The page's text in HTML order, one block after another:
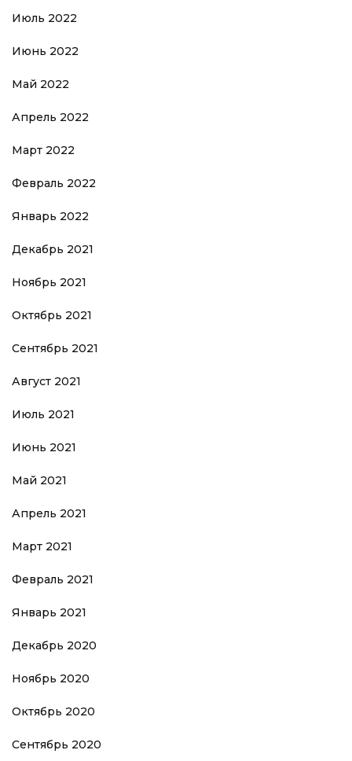
Июль 2022
Июнь 2022
Май 2022
Апрель 2022
Март 2022
Февраль 2022
Январь 2022
Декабрь 2021
Ноябрь 2021
Октябрь 2021
Сентябрь 2021
Август 2021
Июль 2021
Июнь 2021
Май 2021
Апрель 2021
Март 2021
Февраль 2021
Январь 2021
Декабрь 2020
Ноябрь 2020
Октябрь 2020
Сентябрь 2020